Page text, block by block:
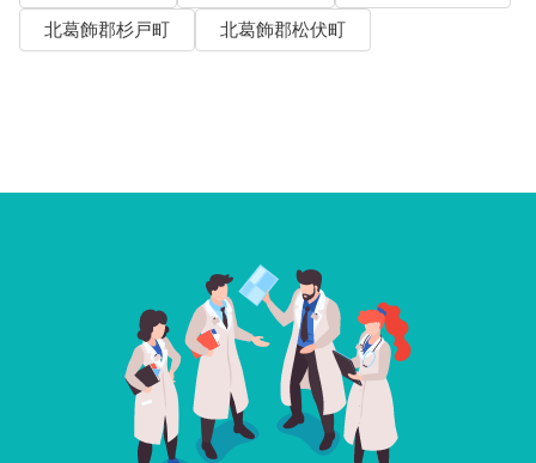
北葛飾郡杉戸町
北葛飾郡松伏町